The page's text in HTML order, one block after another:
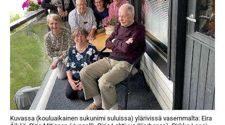
Kuvassa (kouluaikainen sukunimi suluissa) ylärivissä vasemmalta: Eira